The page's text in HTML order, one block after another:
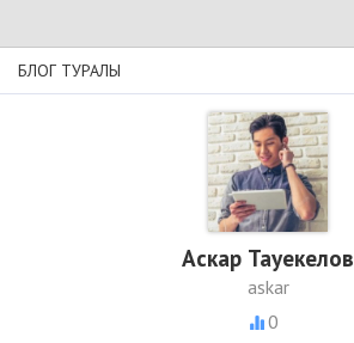
БЛОГ ТУРАЛЫ
Аскар Тауекелов
askar
0